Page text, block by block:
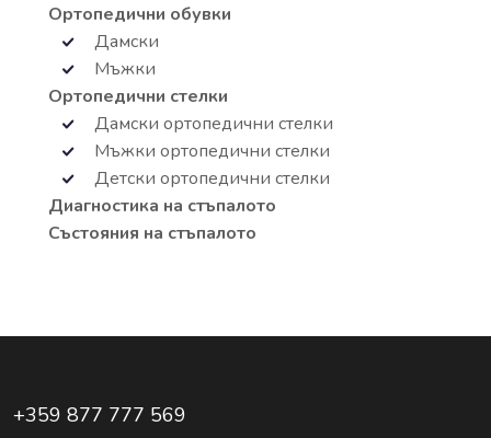
Ортопедични обувки
Дамски
Мъжки
Ортопедични стелки
Дамски ортопедични стелки
Мъжки ортопедични стелки
Детски ортопедични стелки
Диагностика на стъпалото
Състояния на стъпалото
+359 877 777 569